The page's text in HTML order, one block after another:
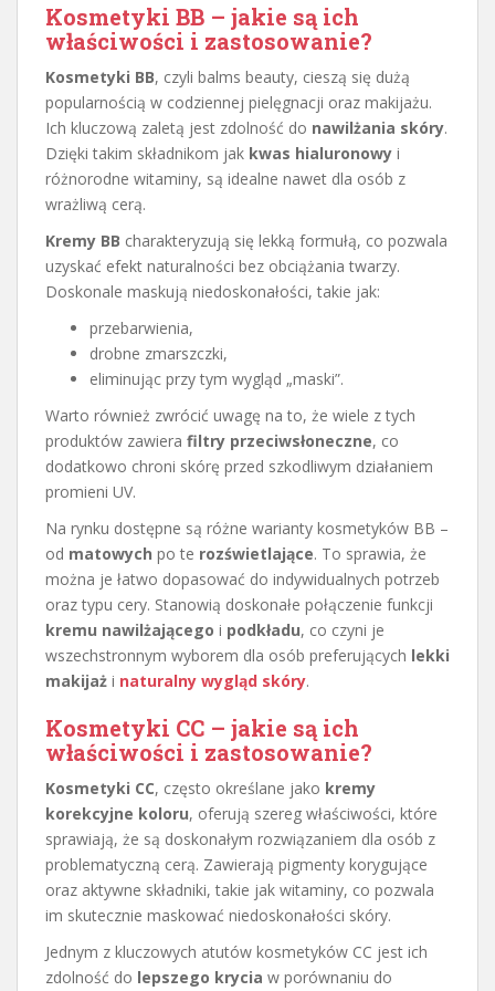
Kosmetyki BB – jakie są ich
właściwości i zastosowanie?
Kosmetyki BB, czyli balms beauty, cieszą się dużą
popularnością w codziennej pielęgnacji oraz makijażu.
Ich kluczową zaletą jest zdolność do nawilżania skóry.
Dzięki takim składnikom jak kwas hialuronowy i
różnorodne witaminy, są idealne nawet dla osób z
wrażliwą cerą.
Kremy BB charakteryzują się lekką formułą, co pozwala
uzyskać efekt naturalności bez obciążania twarzy.
Doskonale maskują niedoskonałości, takie jak:
przebarwienia,
drobne zmarszczki,
eliminując przy tym wygląd „maski”.
Warto również zwrócić uwagę na to, że wiele z tych
produktów zawiera filtry przeciwsłoneczne, co
dodatkowo chroni skórę przed szkodliwym działaniem
promieni UV.
Na rynku dostępne są różne warianty kosmetyków BB –
od matowych po te rozświetlające. To sprawia, że
można je łatwo dopasować do indywidualnych potrzeb
oraz typu cery. Stanowią doskonałe połączenie funkcji
kremu nawilżającego i podkładu, co czyni je
wszechstronnym wyborem dla osób preferujących lekki
makijaż i naturalny wygląd skóry.
Kosmetyki CC – jakie są ich
właściwości i zastosowanie?
Kosmetyki CC, często określane jako kremy
korekcyjne koloru, oferują szereg właściwości, które
sprawiają, że są doskonałym rozwiązaniem dla osób z
problematyczną cerą. Zawierają pigmenty korygujące
oraz aktywne składniki, takie jak witaminy, co pozwala
im skutecznie maskować niedoskonałości skóry.
Jednym z kluczowych atutów kosmetyków CC jest ich
zdolność do lepszego krycia w porównaniu do